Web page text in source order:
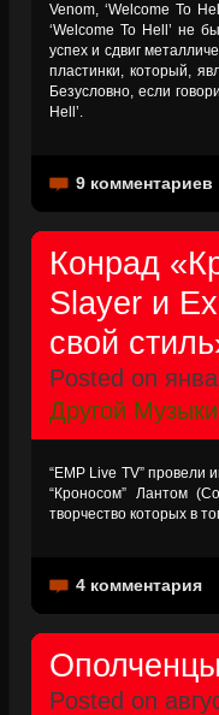
Venom, ‘Welcome To
‘Welcome To Hell’ не
успех и сдвиг
пластинки, который,
Безусловно, если
Hell’.
9 комментариев
Конрад
Slayer и
свой
Posted on
Другой Музыки
“EMP Live TV” провели
“Кроносом” Лантом
творчество которых в
4 комментария
Posted on